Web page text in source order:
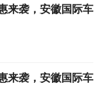
来袭，安徽国际车
来袭，安徽国际车